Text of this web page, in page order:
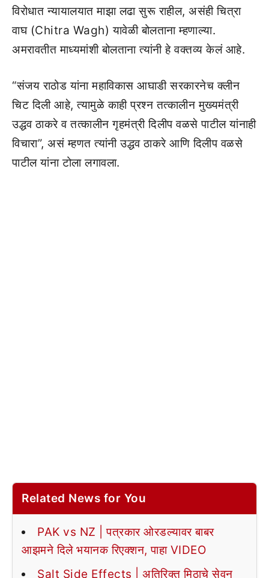
विरोधात न्यायालयात माझा लढा सुरू राहील, असंही चित्रा
वाघ (Chitra Wagh) यावेळी बोलताना म्हणाल्या.
अमरावतीत माध्यमांशी बोलताना त्यांनी हे वक्तव्य केलं आहे.
“संजय राठोड यांना महाविकास आघाडी सरकारनेच क्लीन
चिट दिली आहे, त्यामुळे काही प्रश्न तत्कालीन मुख्यमंत्री
उद्धव ठाकरे व तत्कालीन गृहमंत्री दिलीप वळसे पाटील यांनाही
विचारा”, असं म्हणत त्यांनी उद्धव ठाकरे आणि दिलीप वळसे
पाटील यांना टोला लगावला.
Related News for You
PAK vs NZ | पत्रकार ओरडल्यावर बाबर
आझमने दिले भयानक रिएक्शन, पाहा VIDEO
Salt Side Effects | अतिरिक्त मिठाचे सेवन